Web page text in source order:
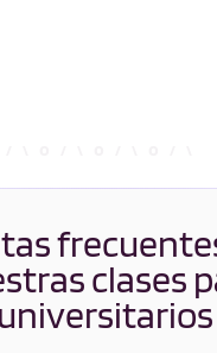
clases
universitarios